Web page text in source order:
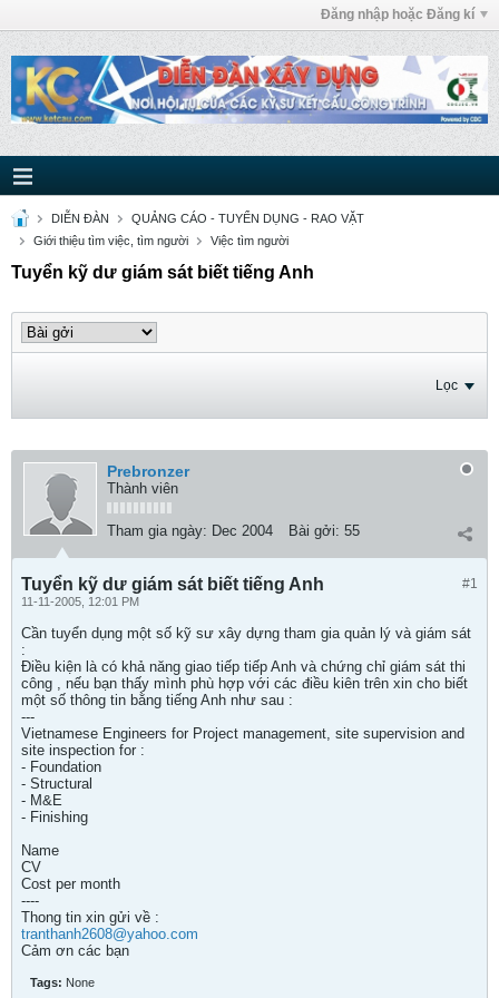
Đăng nhập hoặc Đăng kí
DIỄN ĐÀN
QUẢNG CÁO - TUYỂN DỤNG - RAO VẶT
Giới thiệu tìm việc, tìm người
Việc tìm người
Tuyển kỹ dư giám sát biết tiếng Anh
Lọc
Prebronzer
Thành viên
Tham gia ngày: Dec 2004 Bài gởi: 55
#1
Tuyển kỹ dư giám sát biết tiếng Anh
11-11-2005, 12:01 PM
Cần tuyển dụng một số kỹ sư xây dựng tham gia quản lý và giám sát
:
Điều kiện là có khả năng giao tiếp tiếp Anh và chứng chỉ giám sát thi
công , nếu bạn thấy mình phù hợp với các điều kiên trên xin cho biết
một số thông tin bằng tiếng Anh như sau :
---
Vietnamese Engineers for Project management, site supervision and
site inspection for :
- Foundation
- Structural
- M&E
- Finishing
Name
CV
Cost per month
----
Thong tin xin gửi về :
tranthanh2608@yahoo.com
Cảm ơn các bạn
Tags: None